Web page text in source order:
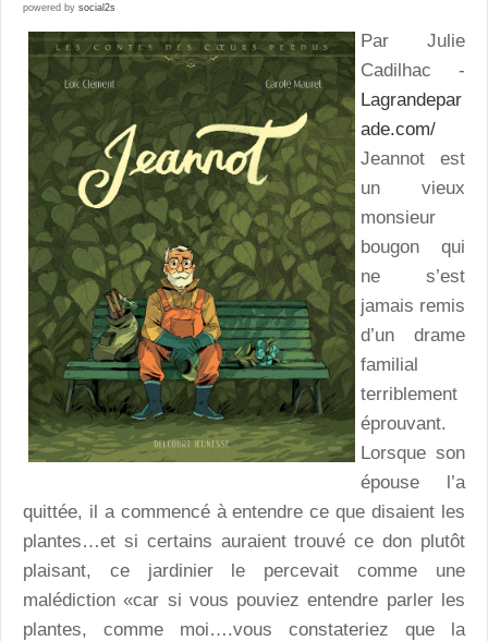
powered by social2s
Par Julie
Cadilhac -
Lagrandepar
ade.com/
Jeannot est
un vieux
monsieur
bougon qui
ne s’est
jamais remis
d’un drame
familial
terriblement
éprouvant.
Lorsque son
épouse l’a
quittée, il a commencé à entendre ce que disaient les
plantes…et si certains auraient trouvé ce don plutôt
plaisant, ce jardinier le percevait comme une
malédiction «car si vous pouviez entendre parler les
plantes, comme moi….vous constateriez que la